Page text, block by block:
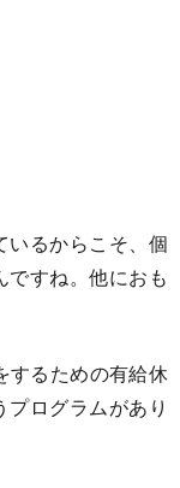
いるからこそ、個
ですね。他におも
するための有給休
ログラムがあり